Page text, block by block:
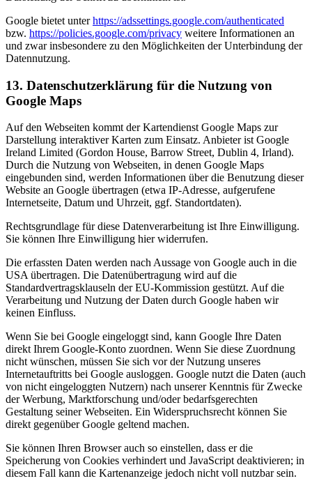
Google bietet unterhttps://adssettings.google.com/authenticated
bzw. https://policies.google.com/privacy weitere Informationen an
und zwar insbesondere zu den Möglichkeiten der Unterbindung der
Datennutzung.
13. Datenschutzerklärung für die Nutzung von
Google Maps
Auf den Webseiten kommt der Kartendienst Google Maps zur
Darstellung interaktiver Karten zum Einsatz. Anbieter ist Google
Ireland Limited (Gordon House, Barrow Street, Dublin 4, Irland).
Durch die Nutzung von Webseiten, in denen Google Maps
eingebunden sind, werden Informationen über die Benutzung dieser
Website an Google übertragen (etwa IP-Adresse, aufgerufene
Internetseite, Datum und Uhrzeit, ggf. Standortdaten).
Rechtsgrundlage für diese Datenverarbeitung ist Ihre Einwilligung.
Sie können Ihre Einwilligung hier widerrufen.
Die erfassten Daten werden nach Aussage von Google auch in die
USA übertragen. Die Datenübertragung wird auf die
Standardvertragsklauseln der EU-Kommission gestützt. Auf die
Verarbeitung und Nutzung der Daten durch Google haben wir
keinen Einfluss.
Wenn Sie bei Google eingeloggt sind, kann Google Ihre Daten
direkt Ihrem Google-Konto zuordnen. Wenn Sie diese Zuordnung
nicht wünschen, müssen Sie sich vor der Nutzung unseres
Internetauftritts bei Google ausloggen. Google nutzt die Daten (auch
von nicht eingeloggten Nutzern) nach unserer Kenntnis für Zwecke
der Werbung, Marktforschung und/oder bedarfsgerechten
Gestaltung seiner Webseiten. Ein Widerspruchsrecht können Sie
direkt gegenüber Google geltend machen.
Sie können Ihren Browser auch so einstellen, dass er die
Speicherung von Cookies verhindert und JavaScript deaktivieren; in
diesem Fall kann die Kartenanzeige jedoch nicht voll nutzbar sein.